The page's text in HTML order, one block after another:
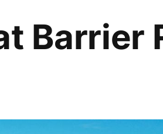
Barrier